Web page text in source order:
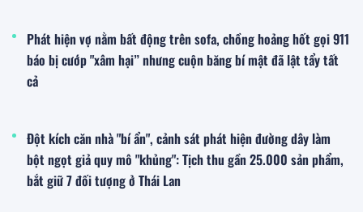
Phát hiện vợ nằm bất động trên sofa, chồng hoảng hốt gọi 911
báo bị cướp "xâm hại” nhưng cuộn băng bí mật đã lật tẩy tất
cả
Đột kích căn nhà "bí ẩn", cảnh sát phát hiện đường dây làm
bột ngọt giả quy mô "khủng": Tịch thu gần 25.000 sản phẩm,
bắt giữ 7 đối tượng ở Thái Lan